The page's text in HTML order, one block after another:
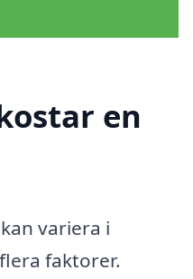
en
variera i
faktorer.